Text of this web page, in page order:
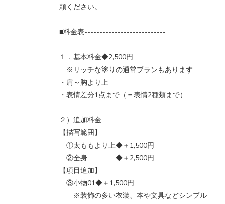
頼ください。
■料金表---------------------------
１．基本料金◆2,500円
※リッチな塗りの通常プランもあります
・肩～胸より上
・表情差分1点まで（＝表情2種類まで）
２）追加料金
【描写範囲】
①太ももより上◆＋1,500円
②全身 ◆＋2,500円
【項目追加】
③小物01◆＋1,500円
※装飾の多い衣装、本や文具などシンプル